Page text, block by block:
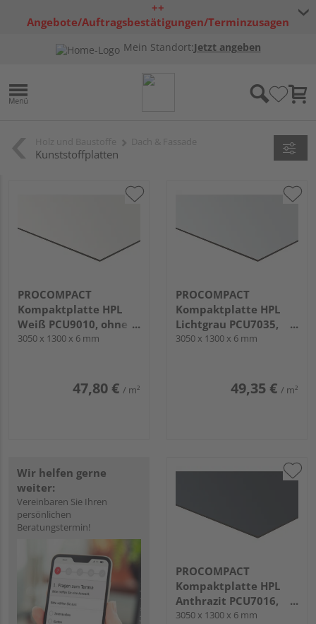
++
Angebote/Auftragsbestätigungen/Terminzusagen
Mein Standort:Jetzt angeben
Kunststoffplatten
PROCOMPACT
Kompaktplatte HPL
Weiß PCU9010, ohne
UV-Schutzfilm
3050 x 1300 x 6 mm
47,80 € / m²
PROCOMPACT
Kompaktplatte HPL
Lichtgrau PCU7035,
ohne UV-Schutzfilm
3050 x 1300 x 6 mm
49,35 € / m²
Wir helfen gerne
weiter:
Vereinbaren Sie Ihren
persönlichen
Beratungstermin!
PROCOMPACT
Kompaktplatte HPL
Anthrazit PCU7016,
einseitig mit UV-
3050 x 1300 x 6 mm